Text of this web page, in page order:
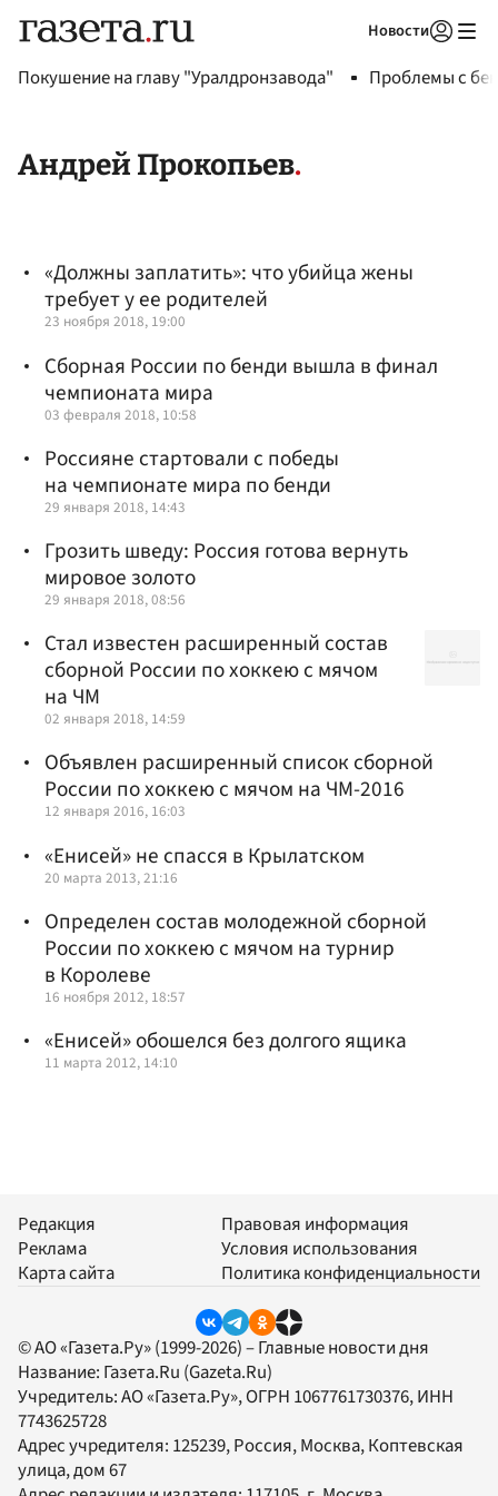
Новости
Покушение на главу "Уралдронзавода" Проблемы с
Андрей Прокопьев
«Должны заплатить»: что убийца жены
требует у ее родителей
23 ноября 2018, 19:00
Сборная России по бенди вышла в финал
чемпионата мира
03 февраля 2018, 10:58
Россияне стартовали с победы
на чемпионате мира по бенди
29 января 2018, 14:43
Грозить шведу: Россия готова вернуть
мировое золото
29 января 2018, 08:56
Стал известен расширенный состав
сборной России по хоккею с мячом
на ЧМ
02 января 2018, 14:59
Объявлен расширенный список сборной
России по хоккею с мячом на ЧМ-2016
12 января 2016, 16:03
«Енисей» не спасся в Крылатском
20 марта 2013, 21:16
Определен состав молодежной сборной
России по хоккею с мячом на турнир
в Королеве
16 ноября 2012, 18:57
«Енисей» обошелся без долгого ящика
11 марта 2012, 14:10
Редакция
Реклама
Карта сайта
Правовая информация
Условия использования
Политика конфиденциальности
© АО «Газета.Ру» (1999-2026) – Главные новости дня
Название: Газета.Ru (Gazeta.Ru)
Учредитель:АО «Газета.Ру», ОГРН 1067761730376, ИНН
7743625728
Адрес учредителя: 125239, Россия, Москва, Коптевская
улица, дом 67